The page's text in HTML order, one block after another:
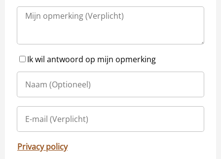
Ik wil antwoord op mijn opmerking
Privacy policy